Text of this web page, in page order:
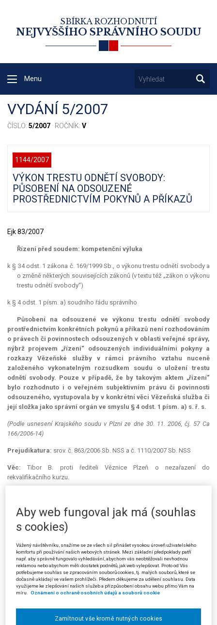
SBÍRKA ROZHODNUTÍ
NEJVYŠŠÍHO SPRÁVNÍHO SOUDU
Menu
VYDÁNÍ 5/2007
ČÍSLO: 5/2007 · ROČNÍK: V
1144/2007
VÝKON TRESTU ODNĚTÍ SVOBODY:
PŮSOBENÍ NA ODSOUZENÉ
PROSTŘEDNICTVÍM POKYNŮ A PŘÍKAZŮ
Ejk 83/2007
Řízení před soudem: kompetenční výluka
k § 34 odst. 1 zákona č. 169/1999 Sb., o výkonu trestu odnětí svobody a
o změně některých souvisejících zákonů (v textu též „zákon o výkonu
trestu odnětí svobody“)
k § 4 odst. 1 písm. a) soudního řádu správního
Působení na odsouzené ve výkonu trestu odnětí svobody
prostřednictvím konkrétních pokynů a příkazů není rozhodováním
o právech či povinnostech odsouzených v oblasti veřejné správy,
nýbrž projevem „řízení“ odsouzených individuálními pokyny a
rozkazy Vězeňské služby v rámci právního vztahu nuceně
založeného vykonatelným rozsudkem soudu o uložení trestu
odnětí svobody. Pouze v případě, že by takovým aktem „řízení“
bylo rozhodnuto i o veřejném subjektivním právu či povinnosti
odsouzeného, vystupovala by v konkrétní věci Vězeňská služba či
její složka jako správní orgán ve smyslu § 4 odst. 1 písm. a) s. ř. s.
(Podle usnesení Krajského soudu v Plzni ze dne 30. 11. 2006, čj. 57 Ca
166/2006-14)
Prejudikatura: srov. č. 863/2006 Sb. NSS a č. 1110/2007 Sb. NSS
Věc: Tibor B. proti řediteli Věznice Plzeň o nezařazení do
rekvalifikačního kurzu.
rekvalifikačního kurzu v oboru zámečník, konaného ve Věznici Plzeň“mimo
jiné uvedl, že si v měsíci srpnu 2006 podal přihlášku na Střední odborné
učiliště Praha 4 prostřednictvím místně odloučeného pracoviště ve
Věznici Plzeň, školského vzdělávacího střediska, k rekvalifikačnímu
kurzu v učebním oboru zámečník. Po pohovoru s vedoucím školského
vzdělávacího střediska žalobce obdržel kladné stanovisko k přijetí ke
studiu v daném učebním oboru. Komise věznice na základě souhlasu
vedoucího školského vzdělávacího střediska a podané přihlášky ke
studiu se zařazením ke studiu souhlasila. Žalovaný ovšem přesto dne 7.
ačkoli mu nepřísluší zasahovat do pravomoci středního odborného
učiliště ohledně přijímání občanů ke studiu. Žalobce dále uvedl, že dne
Aby web fungoval jak má (souhlas
s cookies)
Vážený návštěvníku, snažíme se ze všech sil přinášet vysokou úroveň uživatelského
komfortu při používání našich webových stránek. Mezi základní předpoklady patří
např. aby správně fungovalo vyhledávání, abychom vás neobtěžovali nevhodnou
reklamou nebo abychom měli dostatek podnětů, jak web vylepšovat. Proto od Vás
potřebujeme souhlas se zpracováním souborů cookies, tj. malých souborů, které se
dočasně ukládají ve vašem prohlížeči. Předem děkujeme za udělení souhlasu. Data
využijeme ke zlepšování našich služeb a přizpůsobení obsahu webu přímo Vám na
míru. Oznámení o ochraně osobních údajů a souborů cookie
Zamítnout vše kromě nutných cookies